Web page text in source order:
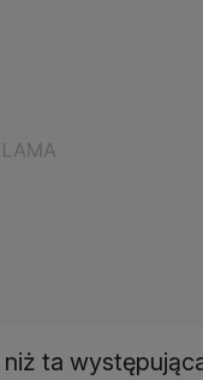
ta